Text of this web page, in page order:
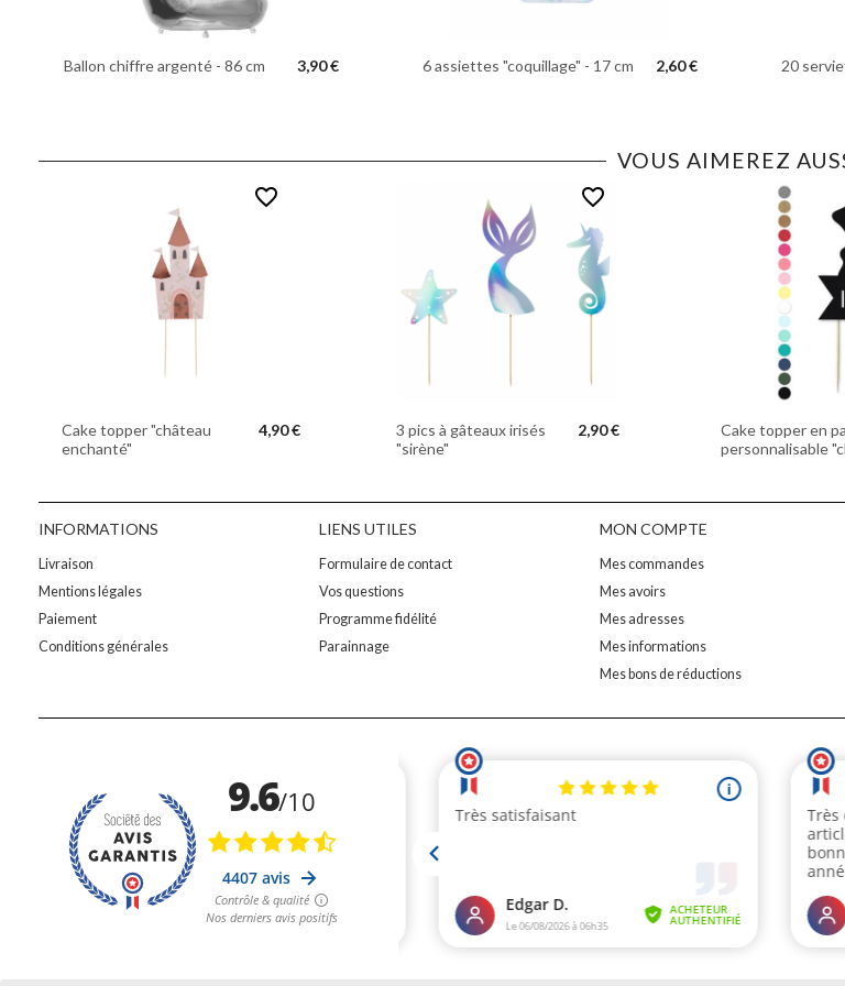
Ballon chiffre argenté - 86 cm 3,90 € 6 assiettes "coquillage" - 17 cm 2,60 € 20
VOUS AIMEREZ
favorite_border
Cake topper "château
enchanté"
4,90 €
favorite_border
3 pics à gâteaux irisés
"sirène"
2,90 €
Cake topper en
personnalisable
INFORMATIONS
Livraison
Mentions légales
Paiement
Conditions générales
LIENS UTILES
Formulaire de contact
Vos questions
Programme fidélité
Parainnage
MON COMPTE
Mes commandes
Mes avoirs
Mes adresses
Mes informations
Mes bons de réductions